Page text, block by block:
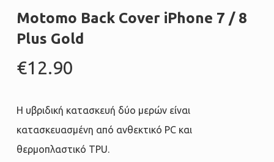
Motomo Back Cover iPhone 7 / 8
Plus Gold
€12.90
Η υβριδική κατασκευή δύο μερών είναι
κατασκευασμένη από ανθεκτικό PC και
θερμοπλαστικό TPU.